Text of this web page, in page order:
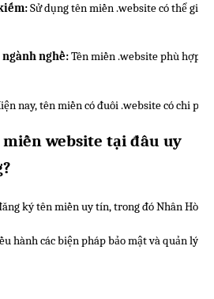
Sử dụng tên miền .website có thể
nghề: Tên miền .website phù hợp
nay, tên miền có đuôi .website có chi
website tại đâu uy
ký tên miền uy tín, trong đó Nhân Hòa
hành các biện pháp bảo mật và quản lý